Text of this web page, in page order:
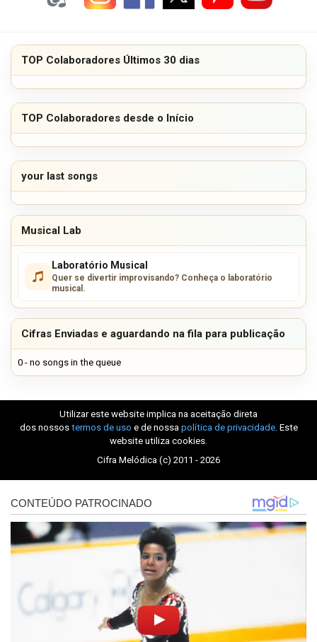
TOP Colaboradores Últimos 30 dias
TOP Colaboradores desde o Início
your last songs
Musical Lab
Laboratório Musical
Quer se divertir improvisando? Conheça o laboratório
musical.
Cifras Enviadas e aguardando na fila para publicação
0 - no songs in the queue
Utilizar este website implica na aceitação direta
dos nossos termos de uso e de nossa política de privacidade. Este
website utiliza cookies.
Cifra Melódica (c) 2011 - 2026